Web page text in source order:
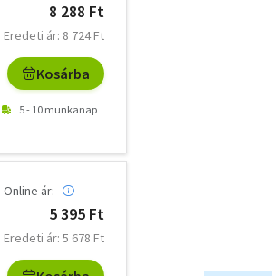
8 288 Ft
Eredeti ár: 8 724 Ft
Kosárba
5 - 10 munkanap
Online ár:
5 395 Ft
Eredeti ár: 5 678 Ft